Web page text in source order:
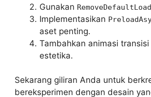
Gunakan
Implementasikan
aset penting.
Tambahkan animasi
estetika.
Sekarang giliran Anda untuk
bereksperimen dengan desain